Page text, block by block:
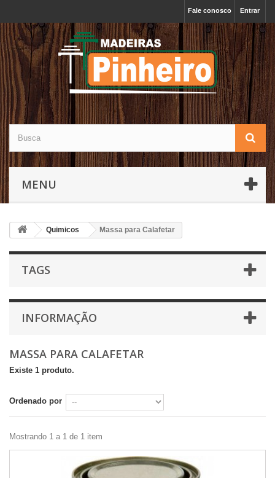
Entrar
Fale conosco
MENU
Quimicos Massa para Calafetar
TAGS
INFORMAÇÃO
MASSA PARA CALAFETAR
Existe 1 produto.
Ordenado por
Mostrando 1 a 1 de 1 item